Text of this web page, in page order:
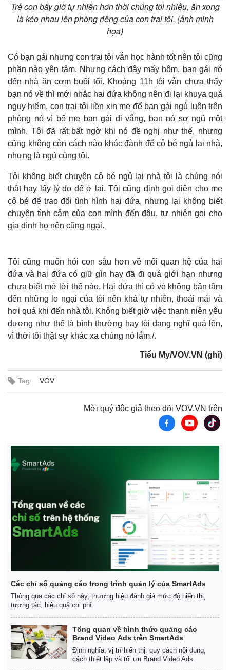
Cuộc sống đó đây
Hồ sơ
Video
Ảnh
Infographic
Trẻ con bây giờ tự nhiên hơn thời chúng tôi nhiều, ăn xong
là kéo nhau lên phòng riêng của con trai tôi. (ảnh minh
họa)
Có bạn gái nhưng con trai tôi vẫn học hành tốt nên tôi cũng
phần nào yên tâm. Nhưng cách đây mấy hôm, bạn gái nó
đến nhà ăn cơm buổi tối. Khoảng 11h tôi vẫn chưa thấy
bạn nó về thì mới nhắc hai đứa không nên đi lại khuya quá
nguy hiểm, con trai tôi liền xin mẹ để bạn gái ngủ luôn trên
phòng nó vì bố mẹ bạn gái đi vắng, bạn nó sợ ngủ một
mình. Tôi đã rất bất ngờ khi nó đề nghị như thế, nhưng
cũng không còn cách nào khác đành để cô bé ngủ lại nhà,
nhưng là ngủ cùng tôi.
Tôi không biết chuyện cô bé ngủ lại nhà tôi là chúng nói
thật hay lấy lý do để ở lại. Tôi cũng định gọi điện cho mẹ
cô bé để trao đổi tình hình hai đứa, nhưng lại không biết
chuyện tình cảm của con mình đến đâu, tự nhiên gọi cho
gia đình họ nên cũng ngại.
Tôi cũng muốn hỏi con sâu hơn về mối quan hệ của hai
đứa và hai đứa có giữ gìn hay đã đi quá giới hạn nhưng
chưa biết mở lời thế nào. Hai đứa thì có vẻ không bận tâm
đến những lo ngại của tôi nên khá tự nhiên, thoải mái và
hơi quá khi đến nhà tôi. Không biết giờ việc thanh niên yêu
đương như thế là bình thường hay tôi đang nghĩ quá lên,
vì thời tôi thật sự khác xa chúng nó lắm./.
Tiểu My/VOV.VN (ghi)
Tag: VOV
Mời quý độc giả theo dõi VOV.VN trên
Các chỉ số quảng cáo trong trình quản lý của SmartAds
Thông qua các chỉ số này, thương hiệu đánh giá mức độ hiển thị,
tương tác, hiệu quả chi phí.
Tổng quan về hình thức quảng cáo
Brand Video Ads trên SmartAds
Định nghĩa, vị trí hiển thị, quy cách nội dung,
cách thiết lập và tối ưu Brand Video Ads.